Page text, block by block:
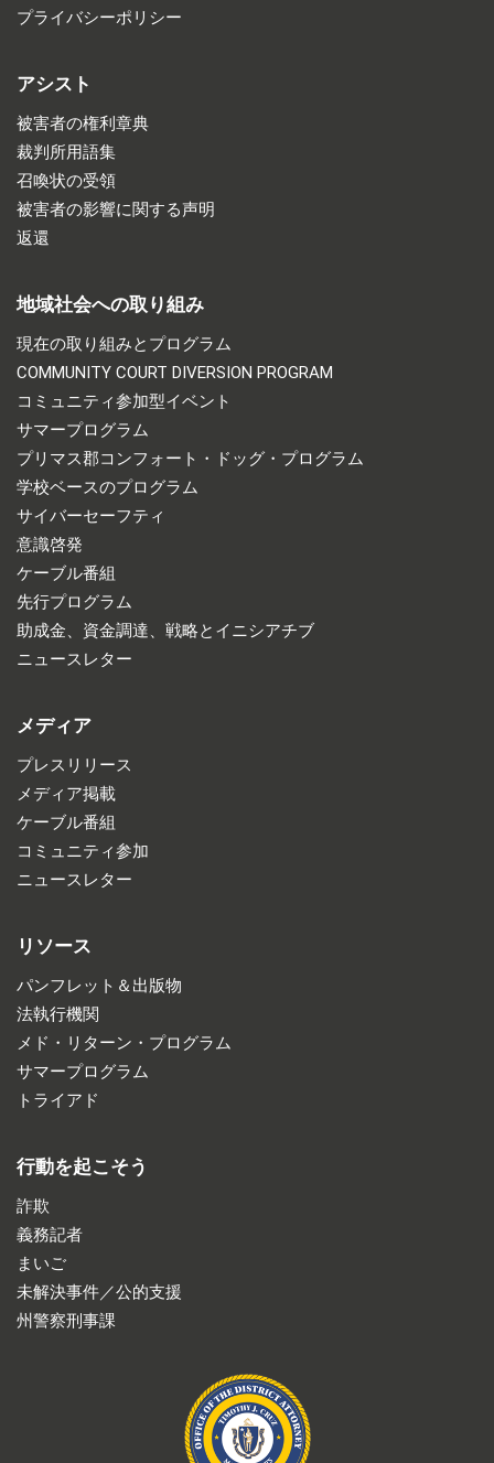
プライバシーポリシー
アシスト
被害者の権利章典
裁判所用語集
召喚状の受領
被害者の影響に関する声明
返還
地域社会への取り組み
現在の取り組みとプログラム
COMMUNITY COURT DIVERSION PROGRAM
コミュニティ参加型イベント
サマープログラム
プリマス郡コンフォート・ドッグ・プログラム
学校ベースのプログラム
サイバーセーフティ
意識啓発
ケーブル番組
先行プログラム
助成金、資金調達、戦略とイニシアチブ
ニュースレター
メディア
プレスリリース
メディア掲載
ケーブル番組
コミュニティ参加
ニュースレター
リソース
パンフレット＆出版物
法執行機関
メド・リターン・プログラム
サマープログラム
トライアド
行動を起こそう
詐欺
義務記者
まいご
未解決事件／公的支援
州警察刑事課